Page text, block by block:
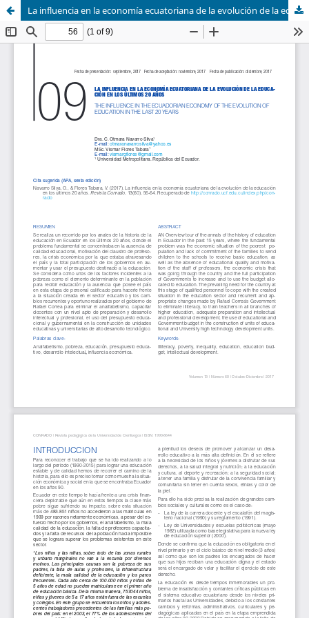
La influencia en la economía ecuatoriana de la evolución de la educación en los últimos 20 años